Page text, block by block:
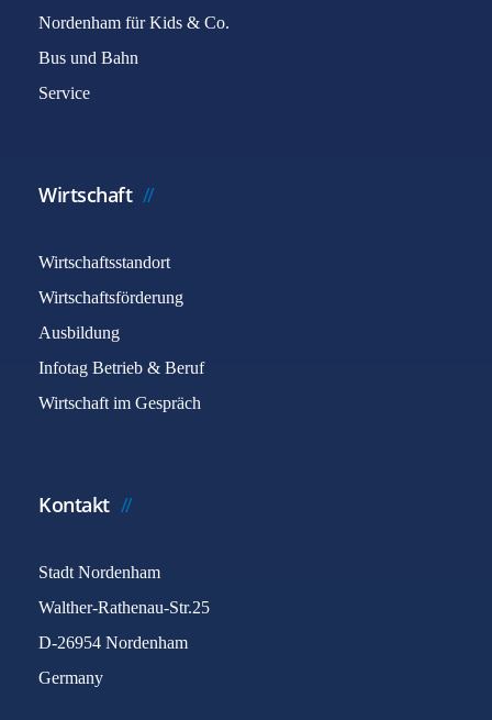
Nordenham für Kids & Co.
Bus und Bahn
Service
Wirtschaft
Wirtschaftsstandort
Wirtschaftsförderung
Ausbildung
Infotag Betrieb & Beruf
Wirtschaft im Gespräch
Kontakt
Stadt Nordenham
Walther-Rathenau-Str.25
D-26954 Nordenham
Germany